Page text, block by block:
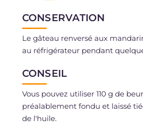
CONSERVATION
Le gâteau renversé aux
au réfrigérateur pendant
CONSEIL
Vous pouvez utiliser 110 g de
préalablement fondu et laissé
de l'huile.